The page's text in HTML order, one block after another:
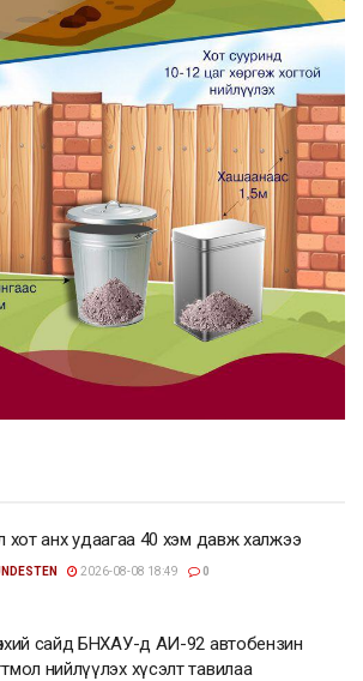
хот анх удаагаа 40 хэм давж халжээ
2026-08-08 18:49 0
сайд БНХАУ-д АИ-92 автобензин
нийлүүлэх хүсэлт тавилаа